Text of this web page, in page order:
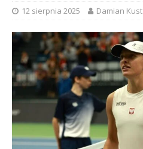
12 sierpnia 2025 Damian Kust